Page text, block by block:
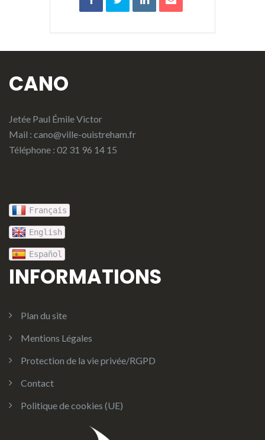
CANO
Jetée Paul Émile Victor
Mail : cano@ville-ouistreham.fr
Téléphone : 02 31 96 14 15
Français
English
Español
INFORMATIONS
Plan du site
Mentions Légales
Protection de la vie privée/RGPD
Contact
Politique de cookies (UE)